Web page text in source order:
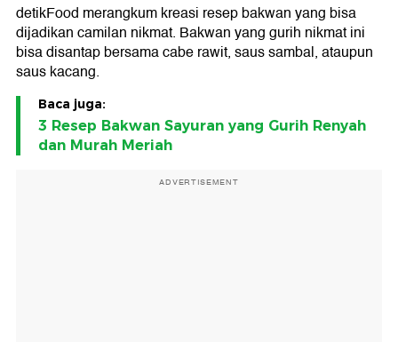
detikFood merangkum kreasi resep bakwan yang bisa
dijadikan camilan nikmat. Bakwan yang gurih nikmat ini
bisa disantap bersama cabe rawit, saus sambal, ataupun
saus kacang.
Baca juga:
3 Resep Bakwan Sayuran yang Gurih Renyah
dan Murah Meriah
ADVERTISEMENT